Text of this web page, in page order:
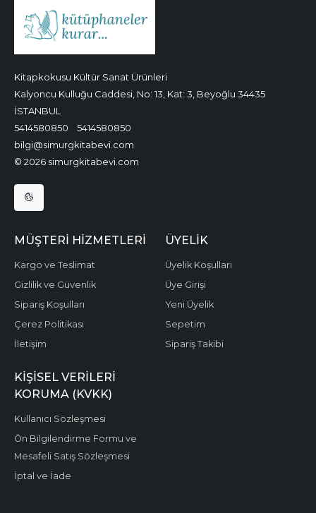
Kitapkokusu Kültür Sanat Ürünleri
Kalyoncu Kulluğu Caddesi, No: 13, Kat: 3, Beyoğlu 34435
İSTANBUL
5414580850
5414580850
bilgi@simurgkitabevi.com
© 2026 simurgkitabevi.com
MÜŞTERI HIZMETLERI
Kargo ve Teslimat
Gizlilik ve Güvenlik
Sipariş Koşulları
Çerez Politikası
İletişim
ÜYELIK
Üyelik Koşulları
Üye Girişi
Yeni Üyelik
Sepetim
Sipariş Takibi
KIŞISEL VERILERI
KORUMA (KVKK)
Kullanıcı Sözleşmesi
Ön Bilgilendirme Formu ve
Mesafeli Satış Sözleşmesi
İptal ve İade